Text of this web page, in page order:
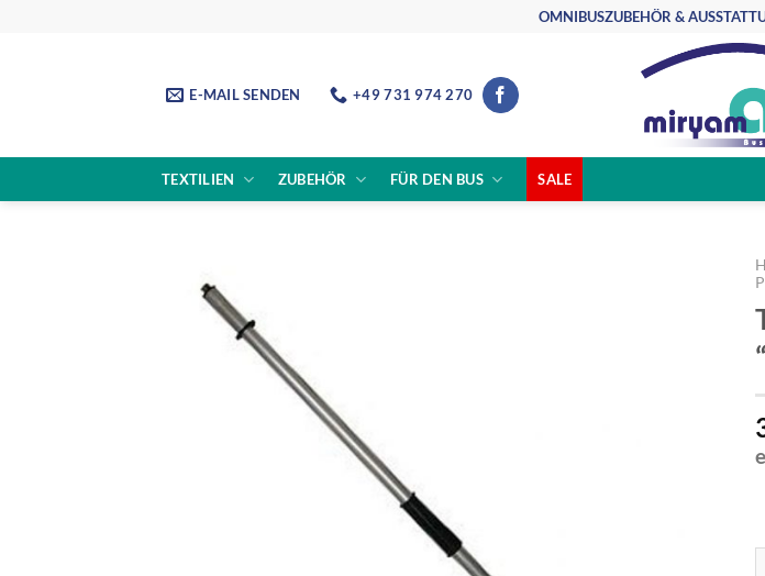
OMNIBUSZUBEHÖR &
E-MAIL SENDEN +49 731 974 270
TEXTILIEN ZUBEHÖR FÜR DEN BUS SALE